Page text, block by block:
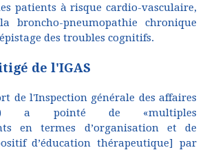
patients à risque cardio-vasculaire,
broncho-pneumopathie chronique
des troubles cognitifs.
de l'IGAS
de l'Inspection générale des affaires
a pointé de «multiples
en termes d’organisation et de
d’éducation thérapeutique] par